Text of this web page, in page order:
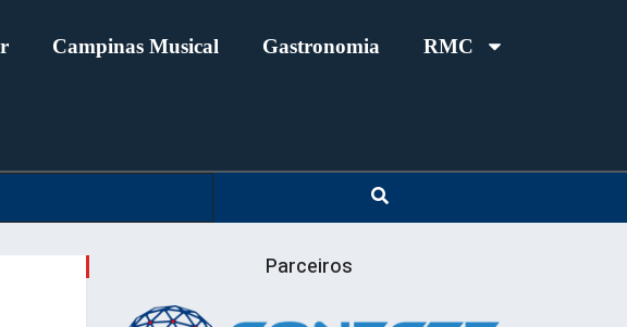
Campinas Musical Gastronomia RMC
Parceiros